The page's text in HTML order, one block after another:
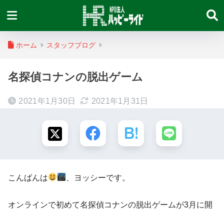
ホーム スタッフブログ
名探偵コナンの脱出ゲーム
2021年1月30日 2021年1月31日
こんばんは 、ヨッシーです。
オンラインで初めて名探偵コナンの脱出ゲームが3月に開